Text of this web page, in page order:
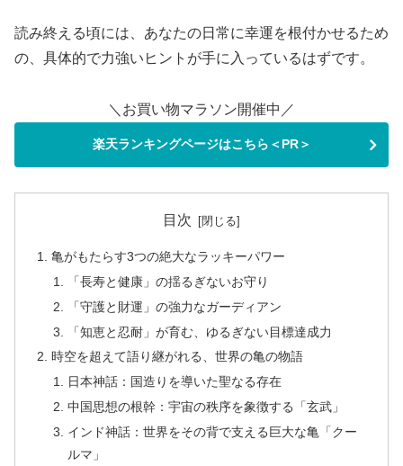
読み終える頃には、あなたの日常に幸運を根付かせるため
の、具体的で力強いヒントが手に入っているはずです。
＼お買い物マラソン開催中／
楽天ランキングページはこちら＜PR＞
目次
亀がもたらす3つの絶大なラッキーパワー
「長寿と健康」の揺るぎないお守り
「守護と財運」の強力なガーディアン
「知恵と忍耐」が育む、ゆるぎない目標達成力
時空を超えて語り継がれる、世界の亀の物語
日本神話：国造りを導いた聖なる存在
中国思想の根幹：宇宙の秩序を象徴する「玄武」
インド神話：世界をその背で支える巨大な亀「クー
ルマ」